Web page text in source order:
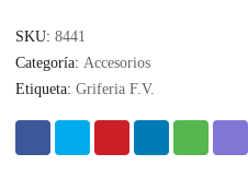
SKU: 8441
Categoría: Accesorios
Etiqueta: Griferia F.V.